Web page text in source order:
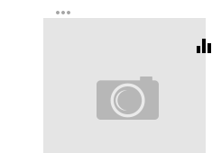
Регистрация
more_horiz
equalizer